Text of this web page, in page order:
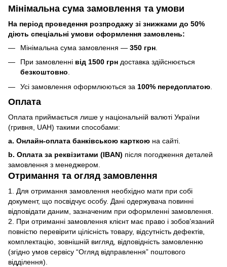
Мінімальна сума замовлення та умови
На період проведення розпродажу зі знижками до 50%
діють спеціальні умови оформлення замовлень:
Мінімальна сума замовлення — 350 грн
При замовленні від 1500 грн доставка здійснюється
безкоштовно.
Усі замовлення оформлюються за 100% передоплатою
Оплата
Оплата приймається лише у національній валюті України
(гривня, UAH) такими способами:
a. Онлайн-оплата банківською карткою на сайті.
b. Оплата за реквізитами (IBAN) після погодження деталей
замовлення з менеджером.
Отримання та огляд замовлення
1. Для отримання замовлення необхідно мати при собі
документ, що посвідчує особу. Дані одержувача повинні
відповідати даним, зазначеним при оформленні замовлення.
2. При отриманні замовлення клієнт має право і зобов’язаний
повністю перевірити цілісність товару, відсутність дефектів,
комплектацію, зовнішній вигляд, відповідність замовленню
(згідно умов сервісу “Огляд відправлення” поштового
відділення).